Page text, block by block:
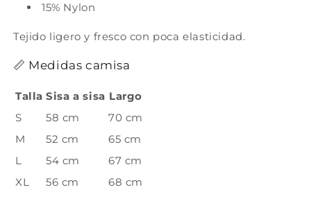
15% Nylon
Tejido ligero y fresco con poca elasticidad.
📏 Medidas camisa
Talla Sisa a sisa Largo
S
58 cm
70 cm
M
52 cm
65 cm
L
54 cm
67 cm
XL
56 cm 68 cm